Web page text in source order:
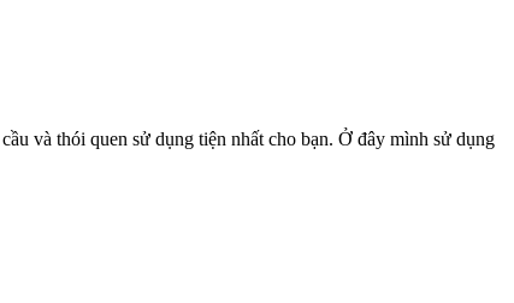
và thói quen sử dụng tiện nhất cho bạn. Ở đây mình sử dụng